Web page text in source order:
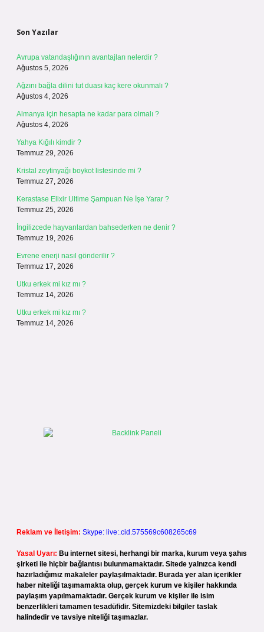
Son Yazılar
Avrupa vatandaşlığının avantajları nelerdir ?
Ağustos 5, 2026
Ağzını bağla dilini tut duası kaç kere okunmalı ?
Ağustos 4, 2026
Almanya için hesapta ne kadar para olmalı ?
Ağustos 4, 2026
Yahya Kığılı kimdir ?
Temmuz 29, 2026
Kristal zeytinyağı boykot listesinde mi ?
Temmuz 27, 2026
Kerastase Elixir Ultime Şampuan Ne İşe Yarar ?
Temmuz 25, 2026
İngilizcede hayvanlardan bahsederken ne denir ?
Temmuz 19, 2026
Evrene enerji nasıl gönderilir ?
Temmuz 17, 2026
Utku erkek mi kız mı ?
Temmuz 14, 2026
Utku erkek mi kız mı ?
Temmuz 14, 2026
Reklam ve İletişim: Skype: live:.cid.575569c608265c69
Yasal Uyarı: Bu internet sitesi, herhangi bir marka, kurum veya şahıs
şirketi ile hiçbir bağlantısı bulunmamaktadır. Sitede yalnızca kendi
hazırladığımız makaleler paylaşılmaktadır. Burada yer alan içerikler
haber niteliği taşımamakta olup, gerçek kurum ve kişiler hakkında
paylaşım yapılmamaktadır. Gerçek kurum ve kişiler ile isim
benzerlikleri tamamen tesadüfidir. Sitemizdeki bilgiler taslak
halindedir ve tavsiye niteliği taşımazlar.